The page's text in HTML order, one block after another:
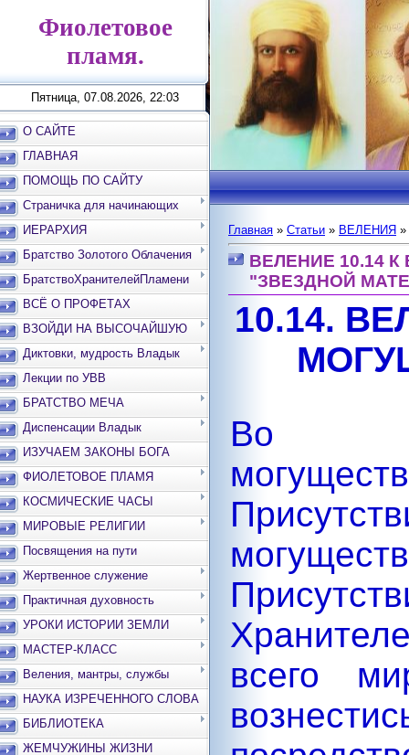
Фиолетовое
пламя.
Пятница, 07.08.2026, 22:03
О САЙТЕ
ГЛАВНАЯ
ПОМОЩЬ ПО САЙТУ
Страничка для начинающих
ИЕРАРХИЯ
Братство Золотого Облачения
БратствоХранителейПламени
ВСЁ О ПРОФЕТАХ
ВЗОЙДИ НА ВЫСОЧАЙШУЮ
ВЕРШИНУ
Диктовки, мудрость Владык
Лекции по УВВ
БРАТСТВО МЕЧА
Диспенсации Владык
ИЗУЧАЕМ ЗАКОНЫ БОГА
ФИОЛЕТОВОЕ ПЛАМЯ
КОСМИЧЕСКИЕ ЧАСЫ
МИРОВЫЕ РЕЛИГИИ
Посвящения на пути
Жертвенное служение
Практичная духовность
УРОКИ ИСТОРИИ ЗЕМЛИ
МАСТЕР-КЛАСС
Веления, мантры, службы
НАУКА ИЗРЕЧЕННОГО СЛОВА
БИБЛИОТЕКА
ЖЕМЧУЖИНЫ ЖИЗНИ
Главная » Статьи » ВЕЛЕНИЯ »
ВЕЛЕНИЕ 10.14
"ЗВЕЗДНОЙ
10.14.
Во
всего